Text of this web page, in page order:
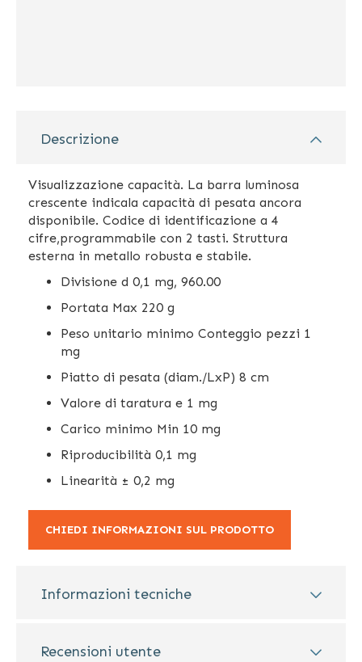
Descrizione
Visualizzazione capacità. La barra luminosa
crescente indicala capacità di pesata ancora
disponibile. Codice di identificazione a 4
cifre,programmabile con 2 tasti. Struttura
esterna in metallo robusta e stabile.
Divisione d 0,1 mg, 960.00
Portata Max 220 g
Peso unitario minimo Conteggio pezzi 1
mg
Piatto di pesata (diam./LxP) 8 cm
Valore di taratura e 1 mg
Carico minimo Min 10 mg
Riproducibilità 0,1 mg
Linearità ± 0,2 mg
CHIEDI INFORMAZIONI SUL PRODOTTO
Informazioni tecniche
Recensioni utente